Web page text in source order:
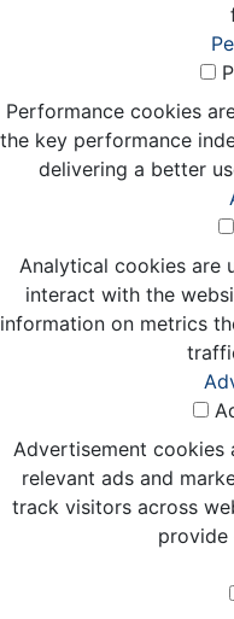
Performance cookies
the key performance
delivering a better
Analytical cookies are
interact with the
information on metrics
Advertisement
relevant ads and
track visitors across
provide